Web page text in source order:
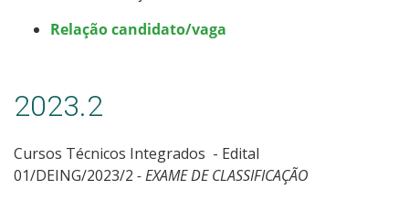
Relação candidato/vaga
2023.2
Cursos Técnicos Integrados - Edital
01/DEING/2023/2 - EXAME DE CLASSIFICAÇÃO